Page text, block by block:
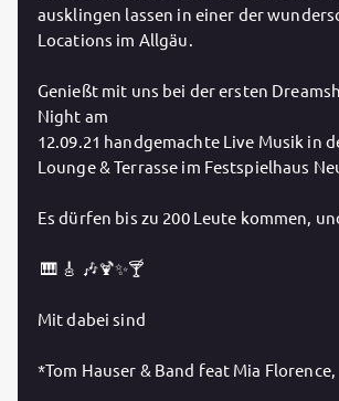
ausklingen lassen in einer der
Locations im Allgäu.
Genießt mit uns bei der ersten
Night am
12.09.21 handgemachte Live Musik in
Lounge & Terrasse im Festspielhaus
Es dürfen bis zu 200 Leute kommen,
🎹 🎸 🎶🍹✨🍸
Mit dabei sind
*Tom Hauser & Band feat Mia Florence,